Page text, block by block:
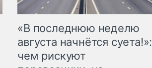
«В последнюю неделю
августа начнётся суета!»:
чем рискуют